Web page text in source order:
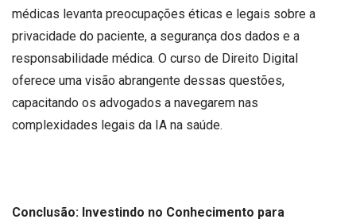
médicas levanta preocupações éticas e legais sobre a
privacidade do paciente, a segurança dos dados e a
responsabilidade médica. O curso de Direito Digital
oferece uma visão abrangente dessas questões,
capacitando os advogados a navegarem nas
complexidades legais da IA na saúde.
Conclusão: Investindo no Conhecimento para